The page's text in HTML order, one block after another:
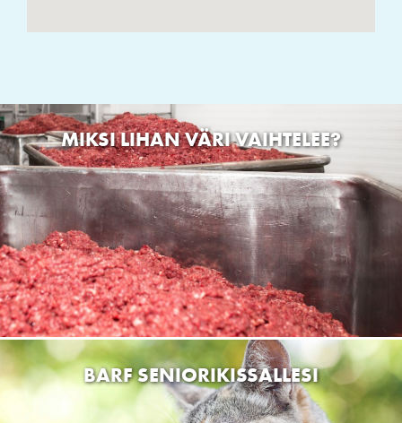
Teollisuustie 5, 45360 Kouvola
Soffix Hundfysio
Solfvägen 218 65450 Solf
Kalajoen Pieneläinhoitola
Nuorakalliontie 31, 85100 Nuoraperä
TOVE’S SALON OY
Lehtolankuja 3, Raisio, Suomi
Rakki Mafia Oy
Ahlströminkatu 8, Varkaus, Suomi
Eläinhoitola Lapintassu
Vapaudenkatu 2, 98100 Kemijärvi, Finland